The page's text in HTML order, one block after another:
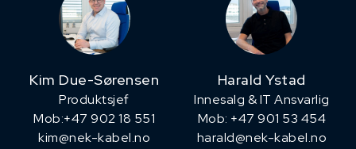
Kim Due-Sørensen
Produktsjef
​Mob:+47 902 18 551
kim@nek-kabel.no
Harald Ystad
Innesalg & IT Ansvarlig
Mob: +47 901 53 454
harald@nek-kabel.no